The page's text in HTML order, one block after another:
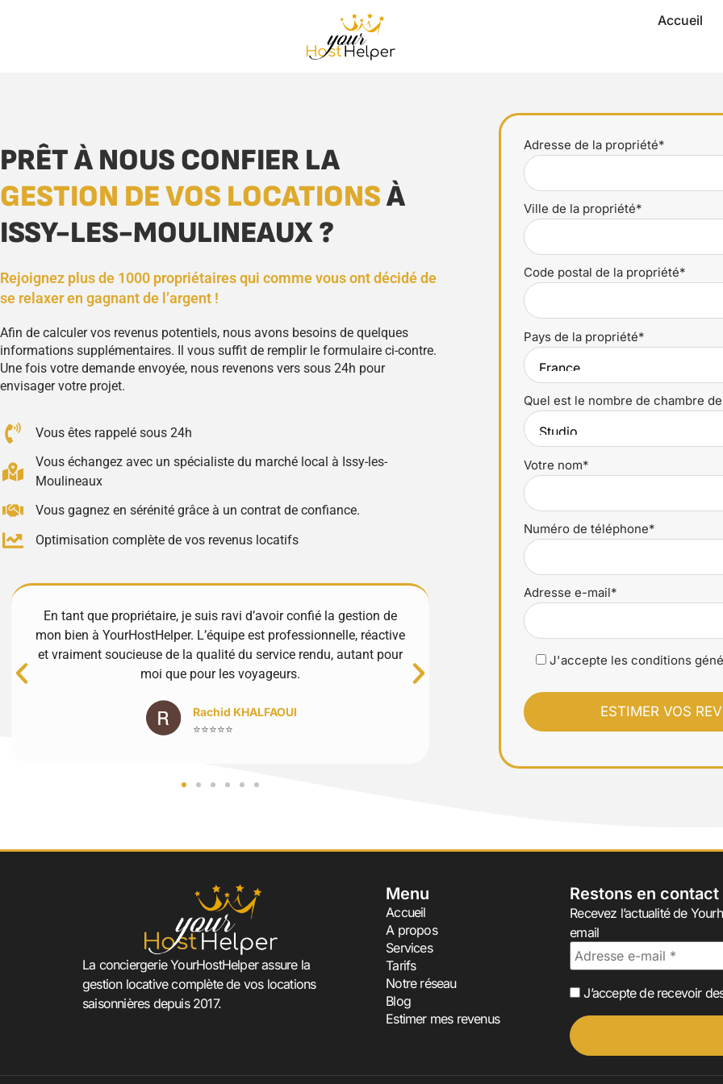
Accueil
PRÊT À NOUS CONFIER LA
GESTION DE VOS LOCATIONSÀ
ISSY-LES-MOULINEAUX ?
Rejoignez plus de 1000 propriétaires qui comme vous ont décidé de
se relaxer en gagnant de l’argent !
Afin de calculer vos revenus potentiels, nous avons besoins de quelques
informations supplémentaires. Il vous suffit de remplir le formulaire ci-contre.
Une fois votre demande envoyée, nous revenons vers sous 24h pour
envisager votre projet.
Vous êtes rappelé sous 24h
Vous échangez avec un spécialiste du marché local à Issy-les-
Moulineaux
Vous gagnez en sérénité grâce à un contrat de confiance.
Optimisation complète de vos revenus locatifs
En tant que propriétaire, je suis ravi d’avoir confié la gestion de
mon bien à YourHostHelper. L’équipe est professionnelle, réactive
et vraiment soucieuse de la qualité du service rendu, autant pour
moi que pour les voyageurs.
Rachid KHALFAOUI
⭐⭐⭐⭐⭐
Excellente expérience avec YourHostHelper
et très réactifs, ils gèrent tout avec soin et
propriété est entre de bonnes mains.
Luciana Stan
⭐⭐⭐⭐⭐
Adresse de la propriété*
Ville de la propriété*
Code postal de la propriété*
Pays de la propriété*
Quel est le nombre de chambre
Votre nom*
Numéro de téléphone*
Adresse e-mail*
J'accepte les conditions
La conciergerie YourHostHelper assure la
gestion locative complète de vos locations
saisonnières depuis 2017.
Menu
Accueil
A propos
Services
Tarifs
Notre réseau
Blog
Estimer mes revenus
Restons en contact
Recevez l’actualité de
email
J’accepte de recevoir